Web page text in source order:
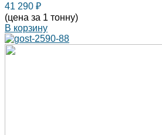
41 290 ₽
(цена за 1 тонну)
В корзину